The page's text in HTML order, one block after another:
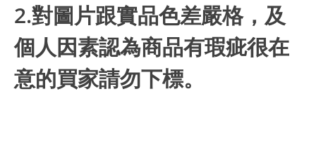
2.對圖片跟實品色差嚴格，及
個人因素認為商品有瑕疵很在
意的買家請勿下標。